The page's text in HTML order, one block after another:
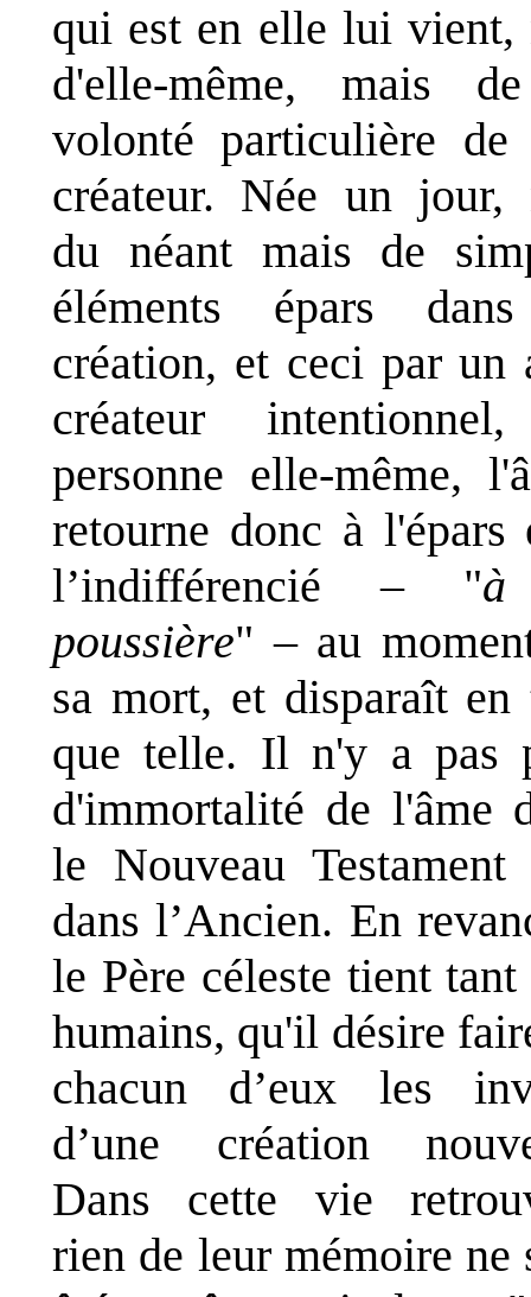
qui est en elle lui vient,
d'elle-même, mais
volonté particulière de
créateur. Née un jour,
du néant mais de
éléments épars
création, et ceci par un
créateur
personne elle-même,
retourne donc à l'épars
l’indifférencié – "
poussière" – au
sa mort, et disparaît en
que telle. Il n'y a pas
d'immortalité de l'âme
le Nouveau Testament
dans l’Ancien. En
le Père céleste tient tant
humains, qu'il désire
chacun d’eux les
d’une création
Dans cette vie
rien de leur mémoire ne